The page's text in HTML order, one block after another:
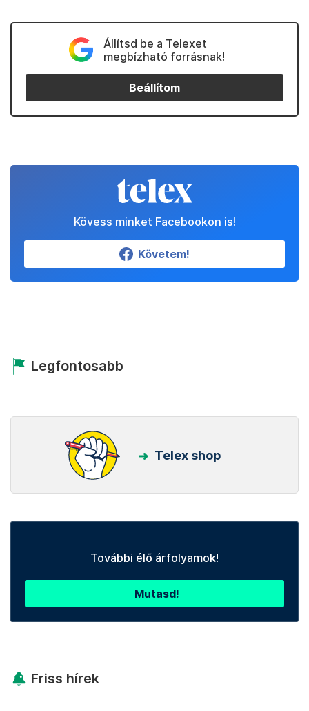
Állítsd be a Telexet
megbízható forrásnak!
Beállítom
Kövess minket Facebookon is!
Követem!
Legfontosabb
Telex shop
További élő árfolyamok!
Mutasd!
Friss hírek